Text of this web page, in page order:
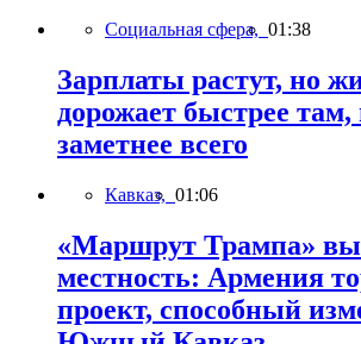
Социальная сфера, 01:38
Зарплаты растут, но
дорожает быстрее там,
заметнее всего
Кавказ, 01:06
«Маршрут Трампа»
местность: Армения
проект, способный